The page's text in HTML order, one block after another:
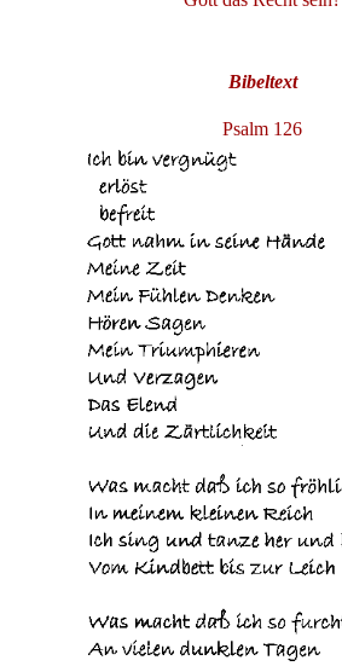
Bibeltext
Psalm 126